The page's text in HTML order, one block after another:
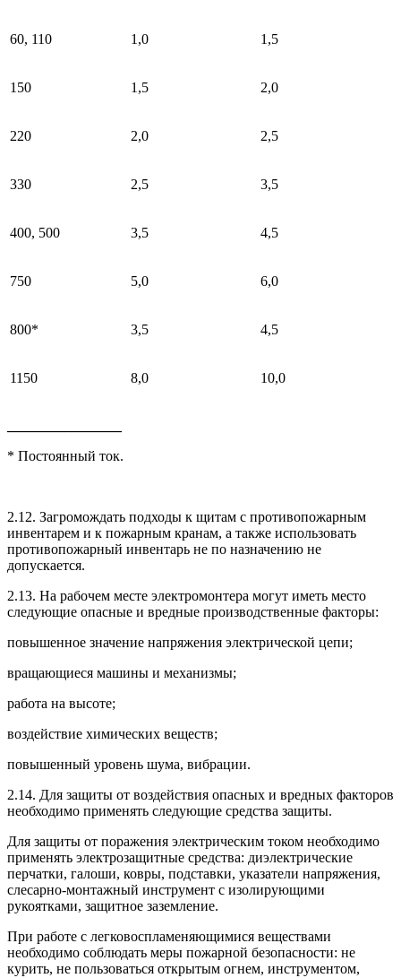
60, 110 1,0 1,5
150 1,5 2,0
220 2,0 2,5
330 2,5 3,5
400, 500 3,5 4,5
750 5,0 6,0
800* 3,5 4,5
1150 8,0 10,0
* Постоянный ток.
2.12. Загромождать подходы к щитам с противопожарным
инвентарем и к пожарным кранам, а также использовать
противопожарный инвентарь не по назначению не
допускается.
2.13. На рабочем месте электромонтера могут иметь место
следующие опасные и вредные производственные факторы:
повышенное значение напряжения электрической цепи;
вращающиеся машины и механизмы;
работа на высоте;
воздействие химических веществ;
повышенный уровень шума, вибрации.
2.14. Для защиты от воздействия опасных и вредных факторов
необходимо применять следующие средства защиты.
Для защиты от поражения электрическим током необходимо
применять электрозащитные средства: диэлектрические
перчатки, галоши, ковры, подставки, указатели напряжения,
слесарно-монтажный инструмент с изолирующими
рукоятками, защитное заземление.
При работе с легковоспламеняющимися веществами
необходимо соблюдать меры пожарной безопасности: не
курить, не пользоваться открытым огнем, инструментом,